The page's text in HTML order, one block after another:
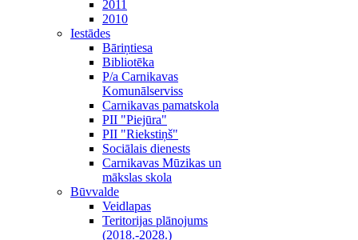
2011
2010
Iestādes
Bāriņtiesa
Bibliotēka
P/a Carnikavas
Komunālserviss
Carnikavas pamatskola
PII "Piejūra"
PII "Riekstiņš"
Sociālais dienests
Carnikavas Mūzikas un
mākslas skola
Būvvalde
Veidlapas
Teritorijas plānojums
(2018.-2028.)